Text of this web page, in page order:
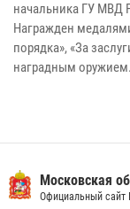
начальника ГУ МВД
Награжден
порядка», «За
наградным оружием.
Московская
Официальный сайт